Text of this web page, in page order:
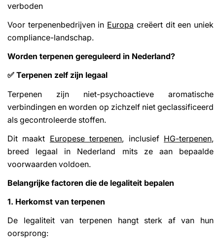
verboden
Voor terpenenbedrijven in Europa creëert dit een uniek
compliance-landschap.
Worden terpenen gereguleerd in Nederland?
✅ Terpenen zelf zijn legaal
Terpenen zijn niet-psychoactieve aromatische
verbindingen en worden op zichzelf niet geclassificeerd
als gecontroleerde stoffen.
Dit maakt Europese terpenen, inclusief HG-terpenen,
breed legaal in Nederland mits ze aan bepaalde
voorwaarden voldoen.
Belangrijke factoren die de legaliteit bepalen
1. Herkomst van terpenen
De legaliteit van terpenen hangt sterk af van hun
oorsprong: